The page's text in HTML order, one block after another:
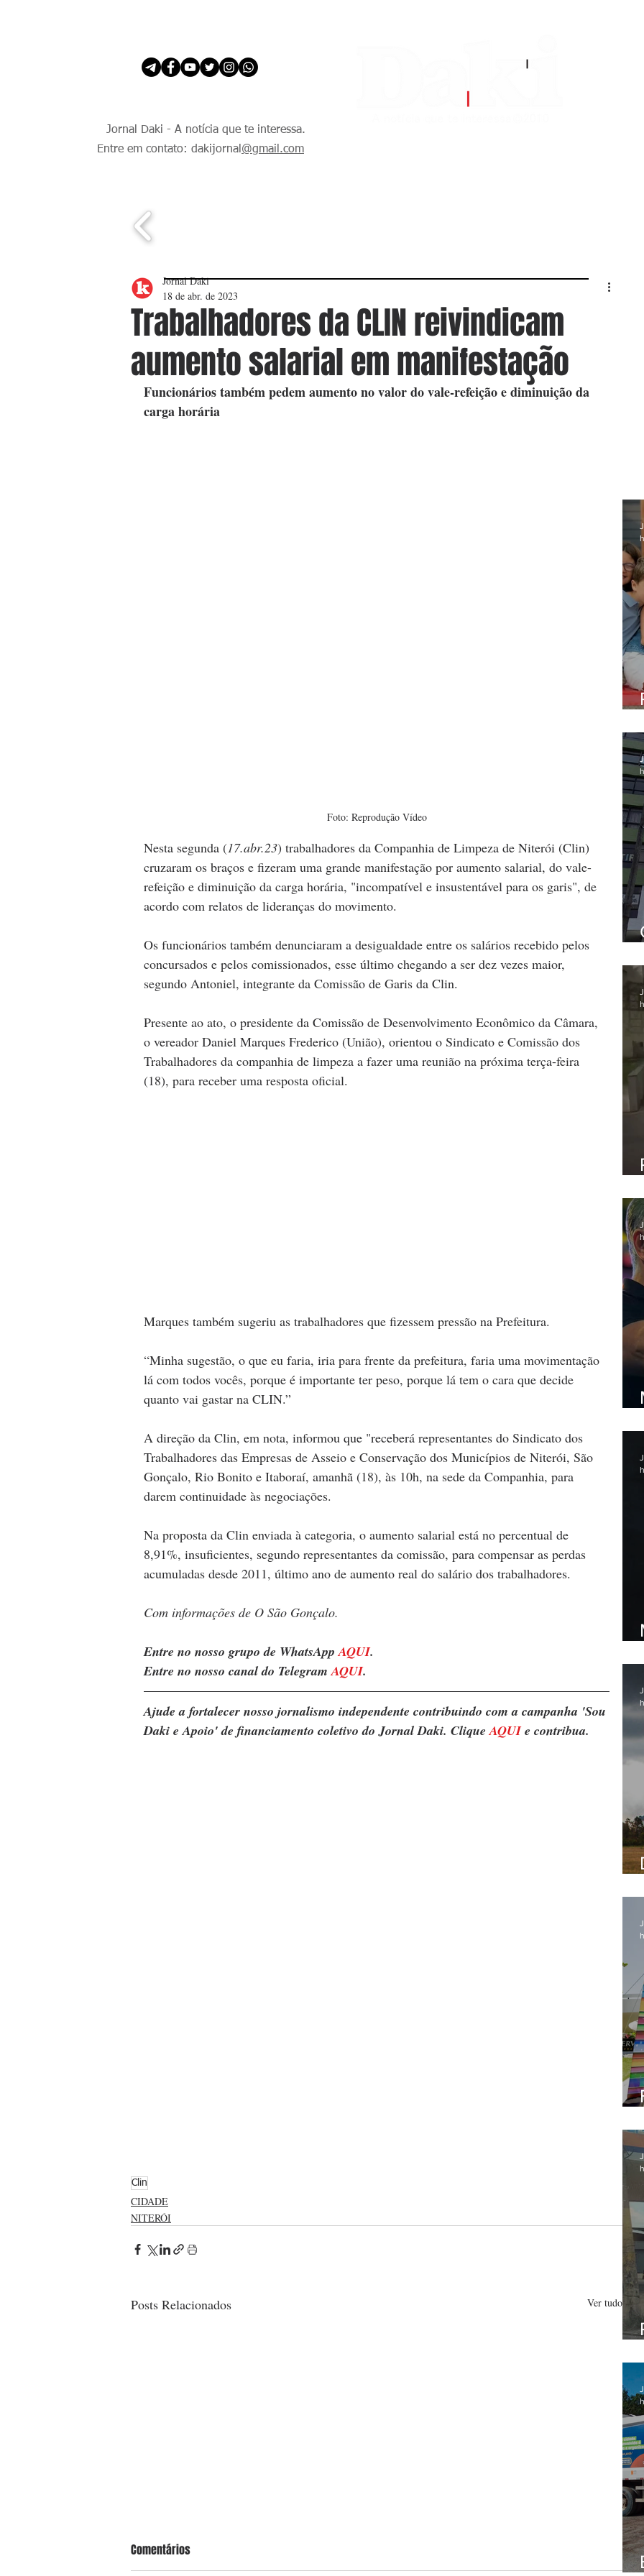
Jornal Daki - A notícia que te interessa.
Entre em contato: dakijornal @gmail.com
Trabalhadores da CLIN reivindicam
aumento salarial em manifestação
Jornal Daki
18 de abr. de 2023
Funcionários também pedem aumento no valor do vale-refeição e diminuição da
carga horária
Foto: Reprodução Vídeo
Nesta segunda (17.abr.23) trabalhadores da Companhia de Limpeza de Niterói (Clin)
cruzaram os braços e fizeram uma grande manifestação por aumento salarial, do vale-
refeição e diminuição da carga horária, "incompatível e insustentável para os garis", de
acordo com relatos de lideranças do movimento.
Os funcionários também denunciaram a desigualdade entre os salários recebido pelos
concursados e pelos comissionados, esse último chegando a ser dez vezes maior,
segundo Antoniel, integrante da Comissão de Garis da Clin.
Presente ao ato, o presidente da Comissão de Desenvolvimento Econômico da Câmara,
o vereador Daniel Marques Frederico (União), orientou o Sindicato e Comissão dos
Trabalhadores da companhia de limpeza a fazer uma reunião na próxima terça-feira
(18), para receber uma resposta oficial.
Marques também sugeriu as trabalhadores que fizessem pressão na Prefeitura.
“Minha sugestão, o que eu faria, iria para frente da prefeitura, faria uma movimentação
lá com todos vocês, porque é importante ter peso, porque lá tem o cara que decide
quanto vai gastar na CLIN.”
A direção da Clin, em nota, informou que "receberá representantes do Sindicato dos
Trabalhadores das Empresas de Asseio e Conservação dos Municípios de Niterói, São
Gonçalo, Rio Bonito e Itaboraí, amanhã (18), às 10h, na sede da Companhia, para
darem continuidade às negociações.
Na proposta da Clin enviada à categoria, o aumento salarial está no percentual de
8,91%, insuficientes, segundo representantes da comissão, para compensar as perdas
acumuladas desde 2011, último ano de aumento real do salário dos trabalhadores.
Com informações de O São Gonçalo.
Entre no nosso grupo de WhatsApp AQUI.
Entre no nosso canal do Telegram AQUI.
Ajude a fortalecer nosso jornalismo independente contribuindo com a campanha 'Sou
Daki e Apoio' de financiamento coletivo do Jornal Daki. Clique AQUI e contribua.
Clin
CIDADE
NITERÓI
Posts Relacionados Ver tudo
Comentários